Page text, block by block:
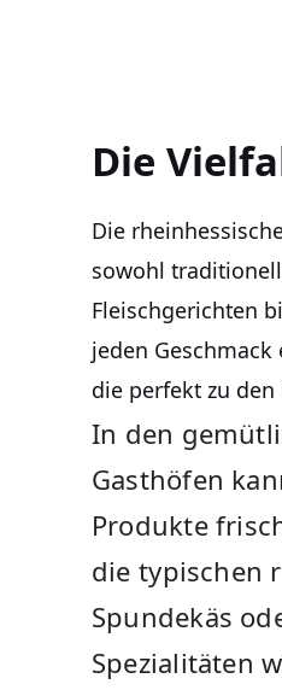
Die
Die
sowohl
Fleischgerichten
jeden⁢
die ⁣perfekt zu
In den
Gasthöfen
Produkte
die ⁤typischen
Spundekäs
Spezialitäten